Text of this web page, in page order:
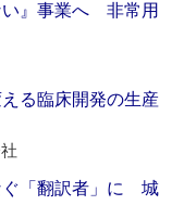
い』事業へ 非常用
る臨床開発の生産
ぐ「翻訳者」に 城